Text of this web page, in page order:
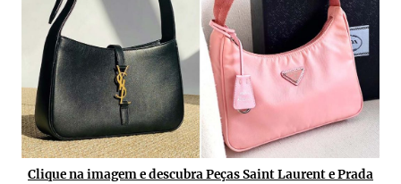
Clique na imagem e descubra Peças Saint Laurent e Prada